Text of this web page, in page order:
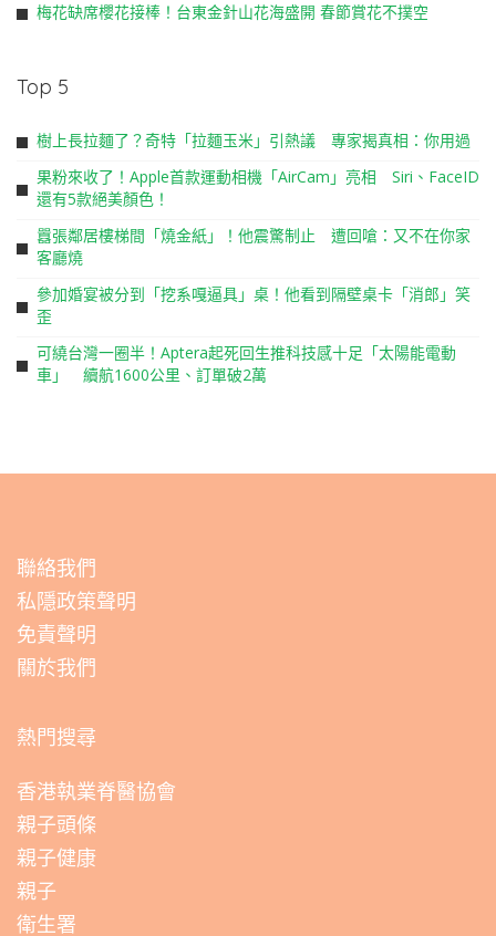
梅花缺席櫻花接棒！台東金針山花海盛開 春節賞花不撲空
Top 5
樹上長拉麵了？奇特「拉麵玉米」引熱議 專家揭真相：你用過
果粉來收了！Apple首款運動相機「AirCam」亮相 Siri、FaceID
還有5款絕美顏色！
囂張鄰居樓梯間「燒金紙」！他震驚制止 遭回嗆：又不在你家
客廳燒
參加婚宴被分到「挖系嘎逼具」桌！他看到隔壁桌卡「消郎」笑
歪
可繞台灣一圈半！Aptera起死回生推科技感十足「太陽能電動
車」 續航1600公里、訂單破2萬
聯絡我們
私隱政策聲明
免責聲明
關於我們
熱門搜尋
香港執業脊醫協會
親子頭條
親子健康
親子
衛生署